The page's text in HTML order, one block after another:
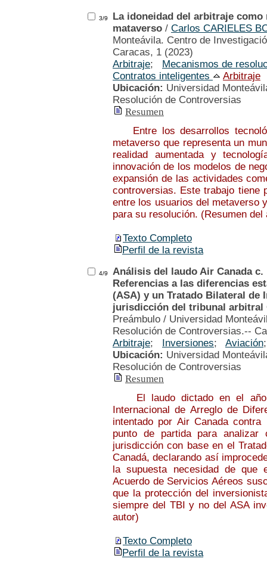
3/9
La idoneidad del arbitraje
mataverso / Carlos CARIELES
Monteávila. Centro de
Caracas, 1 (2023)
Arbitraje; Mecanismos de
Contratos inteligentes
Arbitraje
Ubicación: Universidad
Resolución de Controversias
Resumen
Entre los desarrollos
metaverso que representa un
realidad aumentada y
innovación de los modelos de
expansión de las actividades
controversias. Este trabajo tiene
entre los usuarios del metaverso
para su resolución. (Resumen del
Texto Completo
Perfil de la revista
4/9
Análisis del laudo Air Canada c.
Referencias a las diferencias
(ASA) y un Tratado Bilateral de
jurisdicción del tribunal arbitral
Preámbulo / Universidad
Resolución de Controversias.--
Arbitraje; Inversiones; Aviación
Ubicación: Universidad
Resolución de Controversias
Resumen
El laudo dictado en el año
Internacional de Arreglo de
intentado por Air Canada
punto de partida para
jurisdicción con base en el
Canadá, declarando así
la supuesta necesidad de que
Acuerdo de Servicios Aéreos
que la protección del
siempre del TBI y no del ASA
autor)
Texto Completo
Perfil de la revista